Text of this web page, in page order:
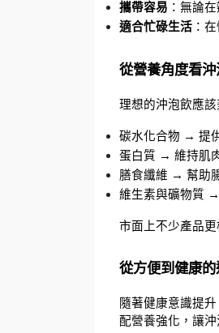
攜帶容易 ：無論
適合忙碌生活 ：
從營養角度看沖
理想的沖泡飲應該
碳水化合物 → 提
蛋白質 → 維持肌
膳食纖維 → 幫助
維生素與礦物質
市面上不少產品更
從方便到健康的
隨著健康意識提
配營養強化，讓